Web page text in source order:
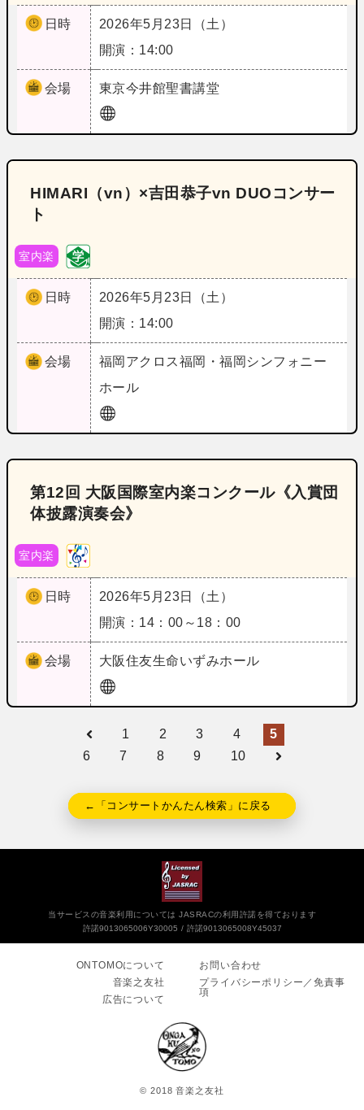
日時
2026年5月23日（土）
開演：14:00
会場 東京今井館聖書講堂
HIMARI（vn）×吉田恭子vn DUOコンサー
ト
室内楽
日時
2026年5月23日（土）
開演：14:00
会場 福岡 アクロス福岡・福岡シンフォニー
ホール
第12回 大阪国際室内楽コンクール《入賞団
体披露演奏会》
室内楽
日時
2026年5月23日（土）
開演：14：00～18：00
会場 大阪住友生命いずみホール
1 2 3 4
5
6
7 8 9 10
←「コンサートかんたん検索」に戻る
当サービスの音楽利用については JASRACの利用許諾を得ております
許諾9013065006Y30005
許諾9013065008Y45037
ONTOMOについて
音楽之友社
広告について
お問い合わせ
プライバシーポリシー／免責事
項
© 2018 音楽之友社